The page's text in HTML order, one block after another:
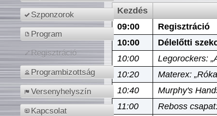
Szponzorok
Program
Regisztráció
Programbizottság
Versenyhelyszín
Kapcsolat
Kezdés
09:00
Regisztráció
10:00
Délelőtti
10:00
Legorockers:
10:20
Materex:
10:40
Murphy's
11:00
Reboss